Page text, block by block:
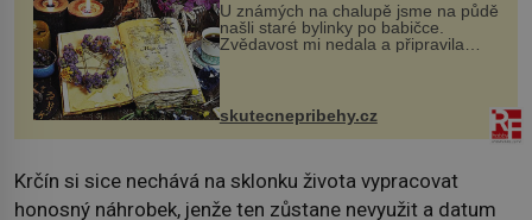
U známých na chalupě jsme na půdě
našli staré bylinky po babičce.
Zvědavost mi nedala a připravila
jsem si z nich lektvar… Zimní pobyt
na chalupě se pro mě vlastní vinou
změnil v děsivý zážitek, na kt...
skutecnepribehy.cz
Krčín si sice nechává na sklonku života vypracovat
honosný náhrobek, jenže ten zůstane nevyužit a datum